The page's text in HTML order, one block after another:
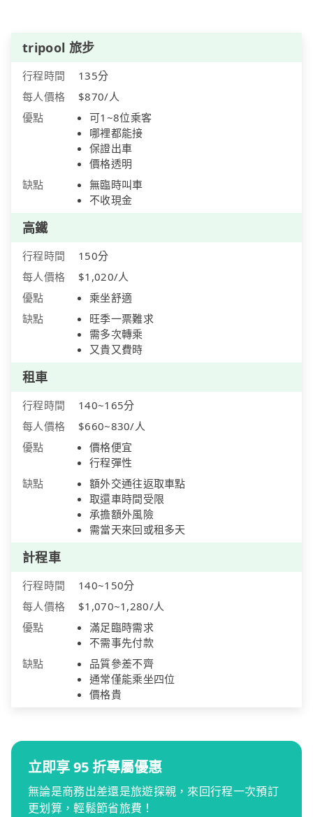
tripool 旅步
行程時間
135分
每人價格
$870/人
優點
可1~8位乘客
哪裡都能接
保證出車
價格透明
缺點
無臨時叫車
不收現金
高鐵
行程時間
150分
每人價格
$1,020/人
優點
乘坐舒適
缺點
旺季一票難求
需多次轉乘
又貴又費時
租車
行程時間
140~165分
每人價格
$660~830/人
優點
價格便宜
行程彈性
缺點
額外交通往返取車點
取還車時間受限
承擔額外風險
需當天來回或租多天
計程車
行程時間
140~150分
每人價格
$1,070~1,280/人
優點
滿足臨時需求
不需事先付款
缺點
品質參差不齊
通常僅能乘坐四位
價格貴
立即享 95 折專屬優惠
無論是商務出差還是旅遊探親，來回行程一次預訂
更划算，輕鬆節省旅費！